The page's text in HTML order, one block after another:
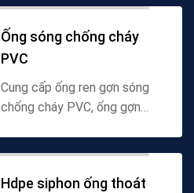
phù hợp với ống PE, ống điện
CPVC, ống đi...
Ống sóng chống cháy
PVC
Cung cấp ống ren gợn sóng
chống cháy PVC, ống gợn
PVC, ống dây gợn sóng chống
Hdpe siphon ống thoát